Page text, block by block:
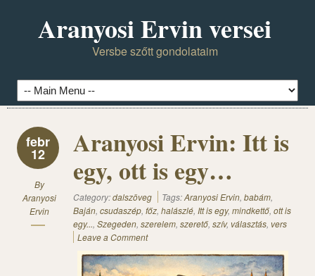
Aranyosi Ervin versei
Versbe szőtt gondolataim
febr
12
By
Aranyosi
Ervin
Aranyosi Ervin: Itt is
egy, ott is egy…
Category:dalszöveg Tags:Aranyosi Ervin, babám,
Baján, csudaszép, főz, halászlé, Itt is egy, mindkettő, ott is
egy..., Szegeden, szerelem, szerető, szív, választás, vers
Leave a Comment